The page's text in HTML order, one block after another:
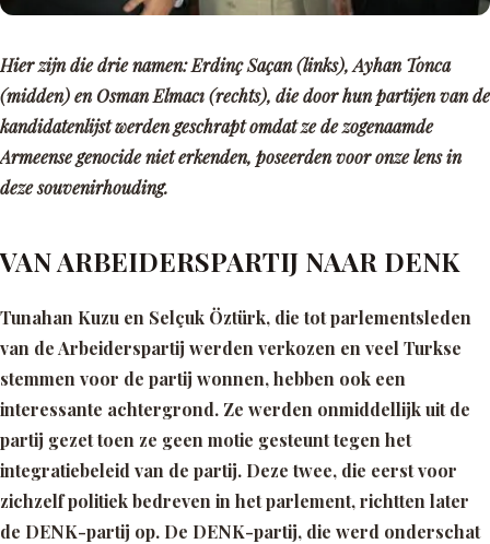
Hier zijn die drie namen: Erdinç Saçan (links), Ayhan Tonca
(midden) en Osman Elmacı (rechts), die door hun partijen van de
kandidatenlijst werden geschrapt omdat ze de zogenaamde
Armeense genocide niet erkenden, poseerden voor onze lens in
deze souvenirhouding.
VAN ARBEIDERSPARTIJ NAAR DENK
Tunahan Kuzu en Selçuk Öztürk, die tot parlementsleden
van de Arbeiderspartij werden verkozen en veel Turkse
stemmen voor de partij wonnen, hebben ook een
interessante achtergrond. Ze werden onmiddellijk uit de
partij gezet toen ze geen motie gesteunt tegen het
integratiebeleid van de partij. Deze twee, die eerst voor
zichzelf politiek bedreven in het parlement, richtten later
de DENK-partij op. De DENK-partij, die werd onderschat